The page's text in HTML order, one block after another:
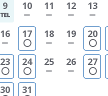
9 10 11 12 13
16 17 18 19 20
23 24 25 26 27
30 31